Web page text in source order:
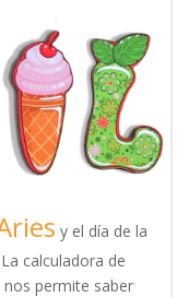
y el día de la
calculadora de
nos permite saber